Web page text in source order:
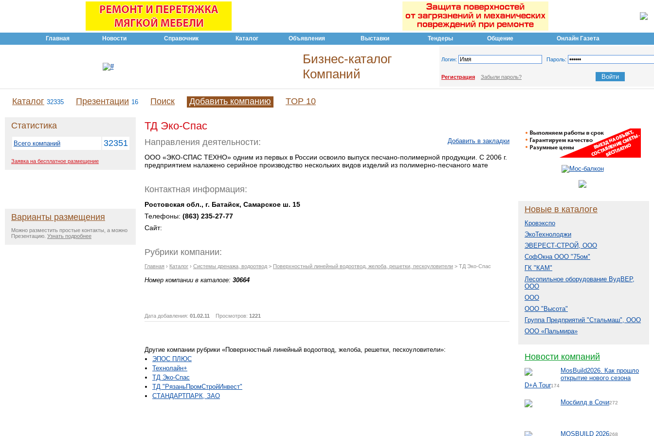
Главная Новости Справочник Каталог Объявления Выставки Тендеры Общение Онлайн Газета
Бизнес-каталог
Компаний
Логин: Пароль:
Регистрация Забыли пароль?
Каталог 32335 Презентации 16 Поиск Добавить компанию TOP 10
Статистика
Всего компаний 32351
Заявка на бесплатное размещение
Варианты размещения
Можно разместить простые контакты, а можно
Презентацию. Узнать подробнее
ТД Эко-Спас
Добавить в закладки
Направления деятельности:
ООО «ЭКО-СПАС ТЕХНО» одним из первых в России освоило выпуск песчано-полимерной продукции. С 2006 г.
предприятием налажено серийное производство нескольких видов изделий из полимерно-песчаного мате
Контактная информация:
Ростовская обл., г. Батайск, Самарское ш. 15
Телефоны: (863) 235-27-77
Сайт:
Рубрики компании:
Главная › Каталог › Системы дренажа, водоотвод > Поверхностный линейный водоотвод, желоба, решетки, пескоуловители > ТД Эко-Спас
Номер компании в каталоге: 30664
Дата добавления: 01.02.11 Просмотров: 1221
Другие компании рубрики «Поверхностный линейный водоотвод, желоба, решетки, пескоуловители»:
ЭПОС ПЛЮС
Технолайн+
ТД Эко-Спас
ТД "РязаньПромСтройИнвест"
СТАНДАРТПАРК, ЗАО
Новые в каталоге
Кровэкспо
ЭкоТехнолоджи
ЭВЕРЕСТ-СТРОЙ, ООО
СофОкна ООО "75ом"
ГК "КАМ"
Лесопильное оборудование ВудВЕР,
ООО
ООО
ООО "Высота"
Группа Предприятий "Стальмаш", ООО
ООО «Пальмира»
Новости компаний
MosBuild2026. Как прошло
открытие нового сезона
D+A Tour174
Мосбилд в Сочи272
MOSBUILD 2026268